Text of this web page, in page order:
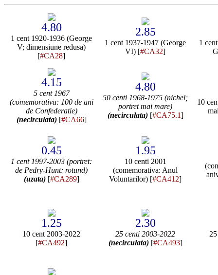
4.80
1 cent 1920-1936 (George
V; dimensiune redusa)
[#CA28]
2.85
1 cent 1937-1947 (George
VI) [#CA32]
1
4.15
5 cent 1967
(comemorativa: 100 de ani
de Confederatie)
(necirculata)[#CA66]
4.80
50 centi 1968-1975 (nichel;
portret mai mare)
(necirculata)[#CA75.1]
10
0.45
1 cent 1997-2003 (portret:
de Pedry-Hunt; rotund)
(uzata)[#CA289]
1.95
10 centi 2001
(comemorativa: Anul
Voluntarilor) [#CA412]
1.25
10 cent 2003-2022
[#CA492]
2.30
25 centi 2003-2022
(necirculata)[#CA493]